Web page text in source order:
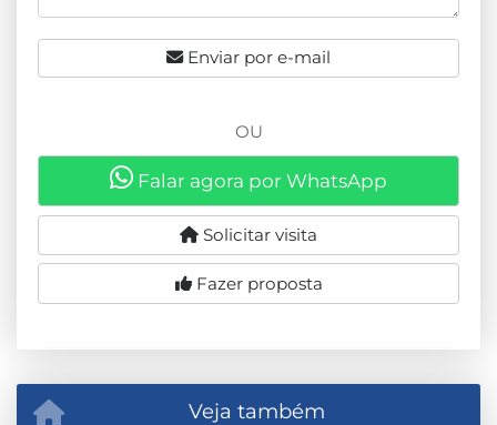
Enviar por e-mail
OU
Falar agora por WhatsApp
Solicitar visita
Fazer proposta
Veja também